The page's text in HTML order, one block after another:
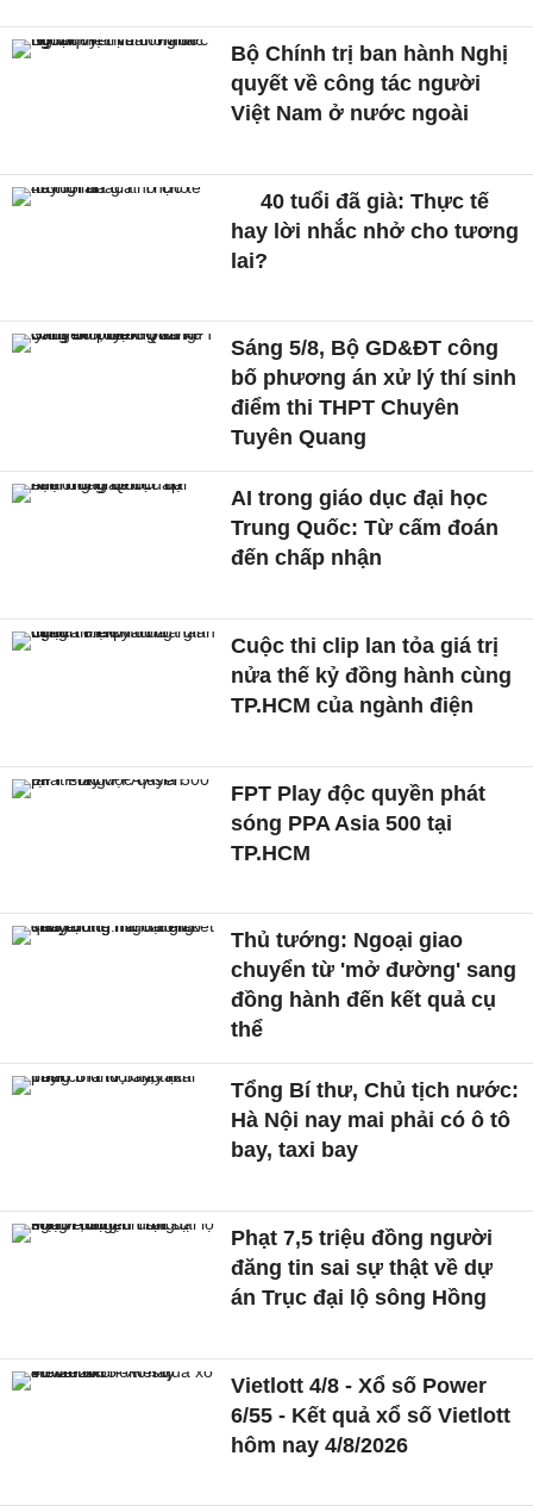
Bộ Chính trị ban hành Nghị
quyết về công tác người
Việt Nam ở nước ngoài
40 tuổi đã già: Thực tế
hay lời nhắc nhở cho tương
lai?
Sáng 5/8, Bộ GD&ĐT công
bố phương án xử lý thí sinh
điểm thi THPT Chuyên
Tuyên Quang
AI trong giáo dục đại học
Trung Quốc: Từ cấm đoán
đến chấp nhận
Cuộc thi clip lan tỏa giá trị
nửa thế kỷ đồng hành cùng
TP.HCM của ngành điện
FPT Play độc quyền phát
sóng PPA Asia 500 tại
TP.HCM
Thủ tướng: Ngoại giao
chuyển từ 'mở đường' sang
đồng hành đến kết quả cụ
thể
Tổng Bí thư, Chủ tịch nước:
Hà Nội nay mai phải có ô tô
bay, taxi bay
Phạt 7,5 triệu đồng người
đăng tin sai sự thật về dự
án Trục đại lộ sông Hồng
Vietlott 4/8 - Xổ số Power
6/55 - Kết quả xổ số Vietlott
hôm nay 4/8/2026